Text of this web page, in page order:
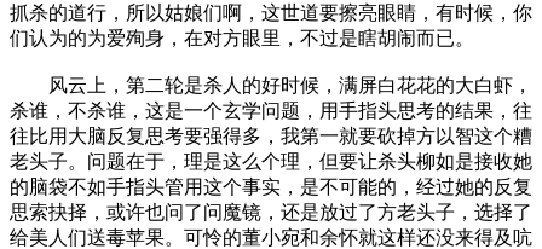
抓杀的道行，所以姑娘们啊，这世道要擦亮眼睛，有时候，你
们认为的为爱殉身，在对方眼里，不过是瞎胡闹而已。
风云上，第二轮是杀人的好时候，满屏白花花的大白虾，
杀谁，不杀谁，这是一个玄学问题，用手指头思考的结果，往
往比用大脑反复思考要强得多，我第一就要砍掉方以智这个糟
老头子。问题在于，理是这么个理，但要让杀头柳如是接收她
的脑袋不如手指头管用这个事实，是不可能的，经过她的反复
思索抉择，或许也问了问魔镜，还是放过了方老头子，选择了
给美人们送毒苹果。可怜的董小宛和余怀就这样还没来得及吭